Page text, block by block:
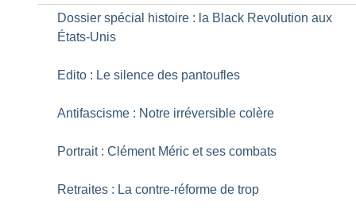
Dossier spécial histoire : la Black Revolution aux
États-Unis
Edito : Le silence des pantoufles
Antifascisme : Notre irréversible colère
Portrait : Clément Méric et ses combats
Retraites : La contre-réforme de trop